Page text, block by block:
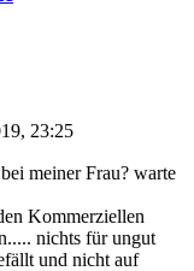
23:25
meiner Frau? warte
Kommerziellen
nichts für ungut
und nicht auf